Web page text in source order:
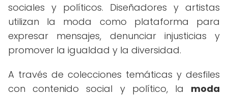
sociales y políticos. Diseñadores y artistas
utilizan la moda como plataforma para
expresar mensajes, denunciar injusticias y
promover la igualdad y la diversidad.
A través de colecciones temáticas y desfiles
con contenido social y político, la moda